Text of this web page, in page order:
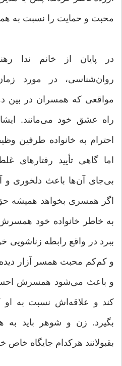
محبت و حمایت را نسبت به
در پایان از خانم ندا
روان‌شناسی، در مورد
مواقعی که همسران در بین
راه عشق خود می‌مانند.
احترام به خانواده طرفین
اما گاهی تأیید رفتارهای
بی‌جای آن‌ها باعث دلخوری و
اگر همسری بخواهد همیشه
به خاطر خانواده خود
ببرد در واقع رابطه زناشویی
و کم‌کم محبت همسر آزار
و باعث می‌شود همسرش
کند و علاقه‌اش نسبت به او
بگیرد. زن و شوهر باید به
بقبولانند هرکدام جایگاه خاص